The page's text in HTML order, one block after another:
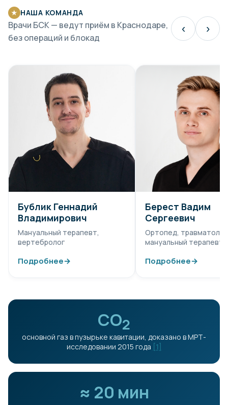
★ НАША КОМАНДА
Врачи БСК — ведут приём в Краснодаре,
без операций и блокад
‹ ›
Бублик Геннадий
Владимирович
Мануальный терапевт,
вертебролог
Подробнее→
Берест Вадим
Сергеевич
Ортопед,
мануальный терапевт
Подробнее→
СО2
основной газ в пузырьке кавитации, доказано в МРТ-
исследовании 2015 года [1]
≈ 20 мин